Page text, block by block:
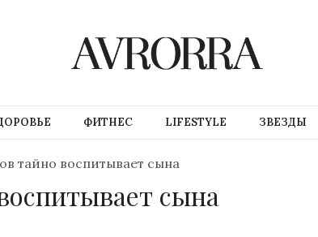
ФИТНЕС LIFESTYLE ЗВЕЗДЫ
тайно воспитывает сына
сына